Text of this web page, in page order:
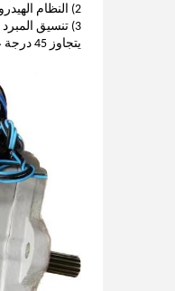
2) النظام الهيدروليكي والمكونات الهيدروليكية لديها موثوقية كافية تحت تأثير تغيرات الحمل الكبيرة والاهتزازات والاصطدامات الحادة.
يتجاوز 45 درجة عندما يستمر المحرك الرئيسي في العمل.